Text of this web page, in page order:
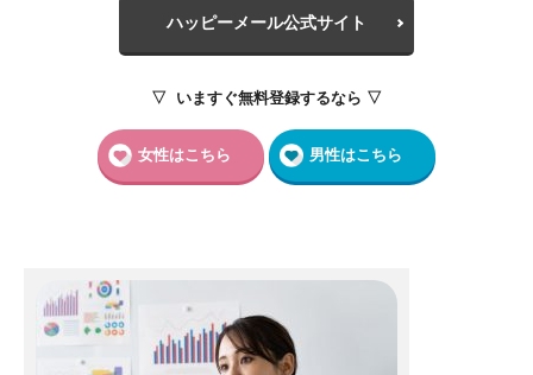
ハッピーメール公式サイト
▽ いますぐ無料登録するなら ▽
女性はこちら 男性はこちら